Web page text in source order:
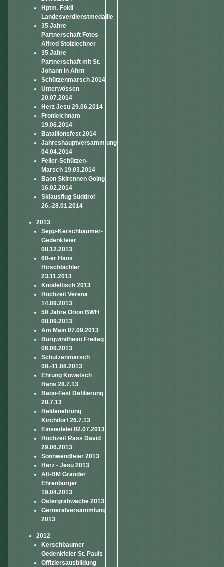
Hptm. Foidl
Landesverdienstmedaille
35 Jahre
Partnerschaft Fotos
Alfred Stolzlechner
35 Jahre
Partnerschaft mit St.
Johann in Ahrn
Schützenmarsch 2014
Unterwössen
20.07.2014
Herz Jesu 29.06.2014
Fronleichnam
19.06.2014
Bataillonsfest 2014
Jahreshauptversammlung
04.04.2014
Feller-Schützen-
Marsch 19.03.2014
Baon Skirennen Going
16.02.2014
Skiausflug Südtirol
26.-28.01.2014
2013
Sepp-Kerschbaumer-
Gedenkfeier
08.12.2013
60-er Hans
Hirschbichler
23.11.2013
Knödeltisch 2013
Hochzeit Verena
14.09.2013
50 Jahre Orion BWH
08.09.2013
Am Main 07.09.2013
Burgwindheim Freitag
06.09.2013
Schützenmarsch
08.-11.08.2013
Ehrung Kowatsch
Hans 28.7.13
Baon-Fest Defilierung
28.7.13
Heldenehrung
Kirchdorf 26.7.13
Einsiedelei 02.07.2013
Hochzeit Rass David
29.06.2013
Sonnwendfeier 2013
Herz - Jesu 2013
Alt-BM Grander
Ehrenbürger
19.04.2013
Ostergrabwache 2013
Gerneralversammlung
2013
2012
Kerschbaumer
Gedenkfeier St. Pauls
Offiziersausbildung